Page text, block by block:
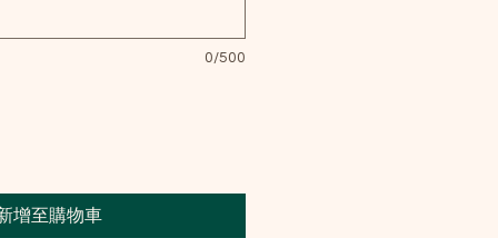
0/500
增至購物車